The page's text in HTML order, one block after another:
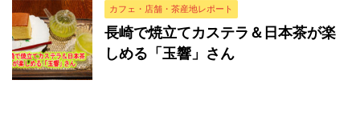
カフェ・店舗・茶産地レポート
長崎で焼立てカステラ＆日本茶が楽
しめる「玉響」さん